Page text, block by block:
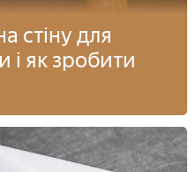
стіну для
і як зробити